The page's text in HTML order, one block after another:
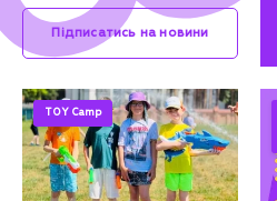
Підписатись на новини
TOY Camp